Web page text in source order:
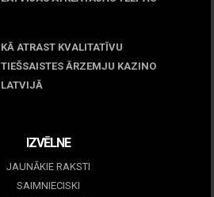
KĀ ATRAST KVALITATĪVU
TIEŠSAISTES ĀRZEMJU KAZINO
LATVIJĀ
IZVĒLNE
JAUNĀKIE RAKSTI
SAIMNIECISKI